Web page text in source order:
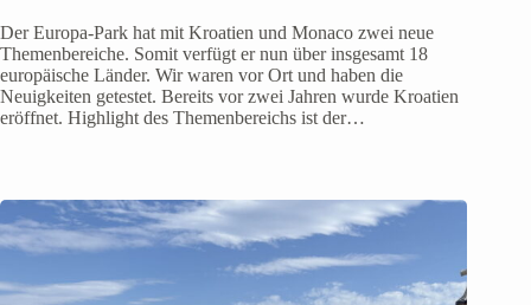
Der Europa-Park hat mit Kroatien und Monaco zwei neue
Themenbereiche. Somit verfügt er nun über insgesamt 18
europäische Länder. Wir waren vor Ort und haben die
Neuigkeiten getestet. Bereits vor zwei Jahren wurde Kroatien
eröffnet. Highlight des Themenbereichs ist der…